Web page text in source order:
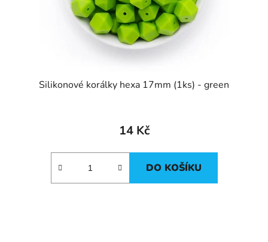
Silikonové korálky hexa 17mm (1ks) - green
14 Kč
DO KOŠÍKU